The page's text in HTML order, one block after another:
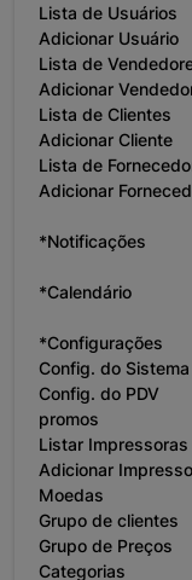
Lista de Usuários
Adicionar Usuário
Lista de
Adicionar
Lista de Clientes
Adicionar Cliente
Lista de
Adicionar
*Notificações
*Calendário
*Configurações
Config. do Sistema
Config. do PDV
promos
Listar Impressoras
Adicionar
Moedas
Grupo de clientes
Grupo de Preços
Categorias